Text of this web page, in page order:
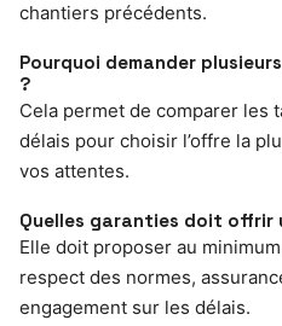
chantiers précédents.
Pourquoi demander
?
Cela permet de comparer les
délais pour choisir l’offre la
vos attentes.
Quelles garanties doit offrir
Elle doit proposer au
respect des normes,
engagement sur les délais.